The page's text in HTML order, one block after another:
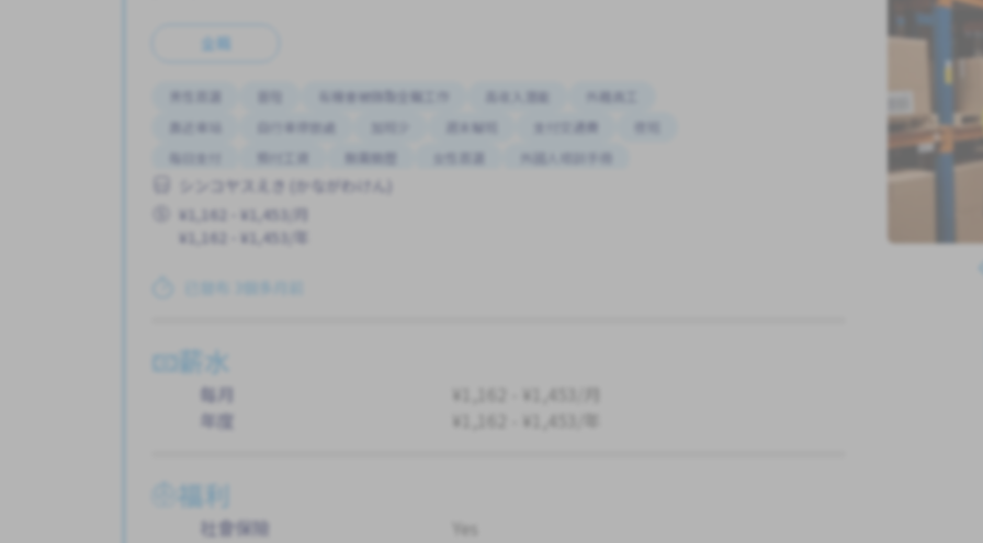
全職
男性首選 晉陞 有機會被錄取全職工作 高收入潛能
外籍員工
靠近車站
自行車停放處 加班少 週末輪班 支付交通費
每日支付
預付工資 無需簡歷 女性首選
外國人培訓手冊
無經驗要求
シンコヤスえき (かながわけん)
¥1,162 - ¥1,453/月
¥1,162 - ¥1,453/年
已發布 3個多月前
薪水
每月
¥1,162 - ¥1,453/月
年度
¥1,162 - ¥1,453/年
福利
社會保險 Yes